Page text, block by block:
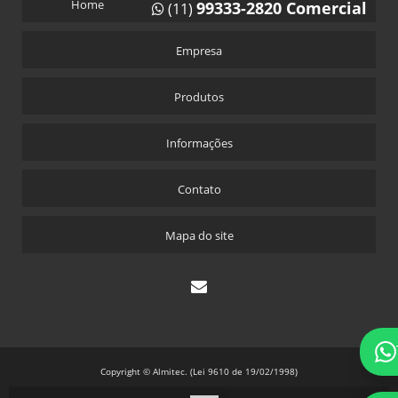
CONTROLE DE ACESSO VEICULAR
LEITOR BIOMÉTRICO PARA CONDOMÍNIO
(11) 99333-2820 Comercial
Home
Empresa
Produtos
Informações
Contato
Mapa do site
Copyright © Almitec. (Lei 9610 de 19/02/1998)